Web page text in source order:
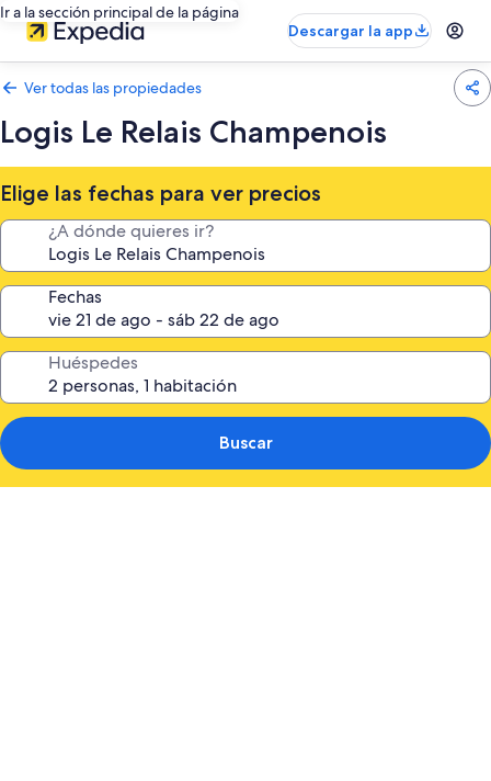
Ir a la sección principal de la página
Descargar la app
Ver todas las propiedades
Logis Le Relais Champenois
Elige las fechas para ver precios
¿A dónde quieres ir?
Fechas
Huéspedes
Buscar